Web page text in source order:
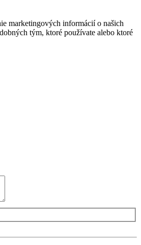
marketingových informácií o našich
tým, ktoré používate alebo ktoré